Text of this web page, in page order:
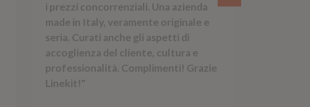
i prezzi concorrenziali. Una azienda
made in Italy, veramente originale e
seria. Curati anche gli aspetti di
accoglienza del cliente, cultura e
professionalità. Complimenti! Grazie
Linekit!"